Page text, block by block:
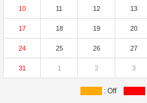
10 11 12 13
17 18 19 20
24 25 26 27
31 1 2 3
: Off